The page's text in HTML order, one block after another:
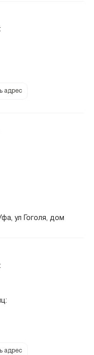
адрес
ул Гоголя, дом
адрес